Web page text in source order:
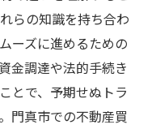
らの知識を持ち合わ
ーズに進めるための
金調達や法的手続き
とで、予期せぬトラ
門真市での不動産買